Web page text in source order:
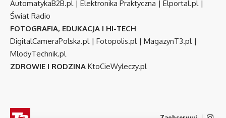
AutomatykaB2B.pl | Elektronika Praktyczna | Elportal.pl |
Świat Radio
FOTOGRAFIA, EDUKACJA I HI-TECH
DigitalCameraPolska.pl | Fotopolis.pl | MagazynT3.pl |
MlodyTechnik.pl
ZDROWIE I RODZINA KtoCieWyleczy.pl